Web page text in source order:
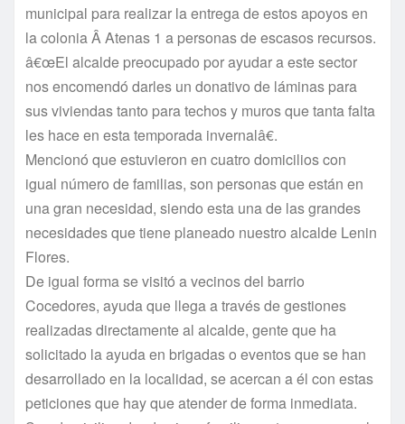
municipal para realizar la entrega de estos apoyos en
la colonia Â Atenas 1 a personas de escasos recursos.
â€œEl alcalde preocupado por ayudar a este sector
nos encomendó darles un donativo de láminas para
sus viviendas tanto para techos y muros que tanta falta
les hace en esta temporada invernalâ€.
Mencionó que estuvieron en cuatro domicilios con
igual número de familias, son personas que están en
una gran necesidad, siendo esta una de las grandes
necesidades que tiene planeado nuestro alcalde Lenin
Flores.
De igual forma se visitó a vecinos del barrio
Cocedores, ayuda que llega a través de gestiones
realizadas directamente al alcalde, gente que ha
solicitado la ayuda en brigadas o eventos que se han
desarrollado en la localidad, se acercan a él con estas
peticiones que hay que atender de forma inmediata.